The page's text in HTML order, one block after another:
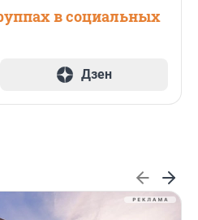
в социальных
Дзен